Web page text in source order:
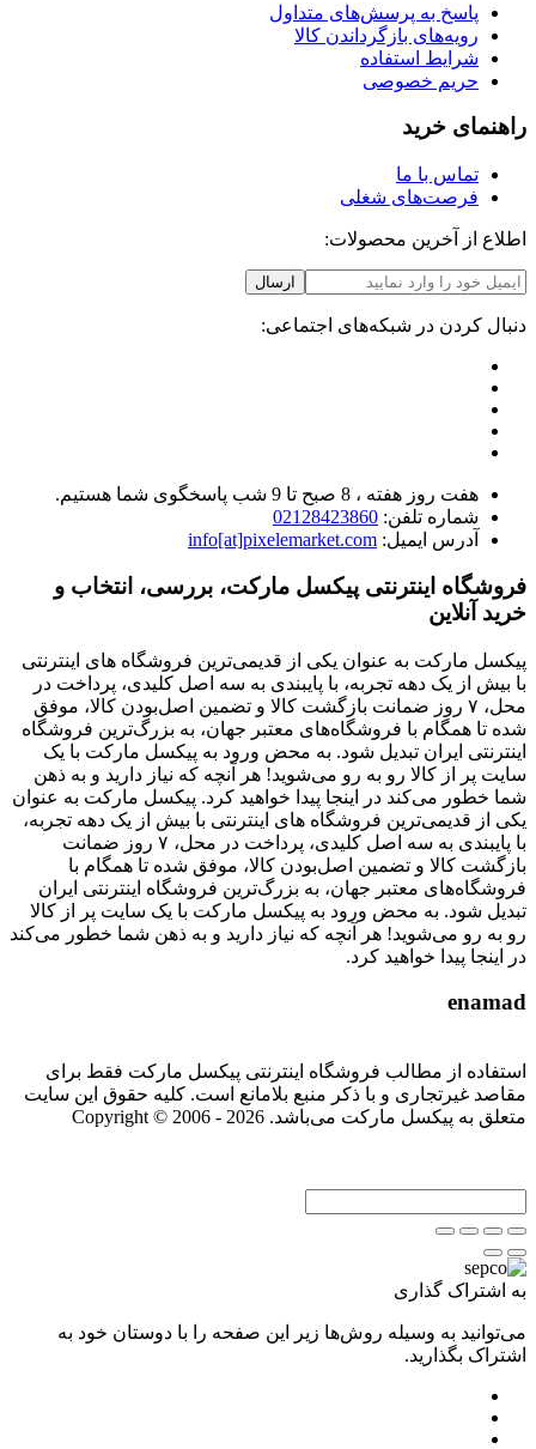
پاسخ به پرسش‌های متداول
رویه‌های بازگرداندن کالا
شرایط استفاده
حریم خصوصی
راهنمای خرید
تماس با ما
فرصت‌های شغلی
اطلاع از آخرین محصولات:
ارسال
دنبال کردن در شبکه‌های اجتماعی:
هفت روز هفته ، 8 صبح تا 9 شب پاسخگوی شما هستیم.
شماره تلفن: 02128423860
آدرس ایمیل: info[at]pixelemarket.com
فروشگاه اینترنتی پیکسل مارکت، بررسی، انتخاب و
خرید آنلاین
پیکسل مارکت به عنوان یکی از قدیمی‌ترین فروشگاه های اینترنتی
با بیش از یک دهه تجربه، با پایبندی به سه اصل کلیدی، پرداخت در
محل، ۷ روز ضمانت بازگشت کالا و تضمین اصل‌بودن کالا، موفق
شده تا همگام با فروشگاه‌های معتبر جهان، به بزرگ‌ترین فروشگاه
اینترنتی ایران تبدیل شود. به محض ورود به پیکسل مارکت با یک
سایت پر از کالا رو به رو می‌شوید! هر آنچه که نیاز دارید و به ذهن
شما خطور می‌کند در اینجا پیدا خواهید کرد. پیکسل مارکت به عنوان
یکی از قدیمی‌ترین فروشگاه های اینترنتی با بیش از یک دهه تجربه،
با پایبندی به سه اصل کلیدی، پرداخت در محل، ۷ روز ضمانت
بازگشت کالا و تضمین اصل‌بودن کالا، موفق شده تا همگام با
فروشگاه‌های معتبر جهان، به بزرگ‌ترین فروشگاه اینترنتی ایران
تبدیل شود. به محض ورود به پیکسل مارکت با یک سایت پر از کالا
رو به رو می‌شوید! هر آنچه که نیاز دارید و به ذهن شما خطور می‌کند
در اینجا پیدا خواهید کرد.
enamad
استفاده از مطالب فروشگاه اینترنتی پیکسل مارکت فقط برای
مقاصد غیرتجاری و با ذکر منبع بلامانع است. کلیه حقوق این سایت
متعلق به پیکسل مارکت می‌باشد. Copyright © 2006 - 2026
به اشتراک گذاری
می‌توانید به وسیله روش‌ها زیر این صفحه را با دوستان خود به
اشتراک بگذارید.